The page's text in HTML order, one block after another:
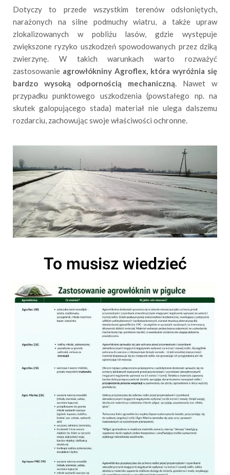
Dotyczy to przede wszystkim terenów odsłoniętych,
narażonych na silne podmuchy wiatru, a także upraw
zlokalizowanych w pobliżu lasów, gdzie występuje
zwiększone ryzyko uszkodzeń spowodowanych przez dziką
zwierzynę. W takich warunkach warto rozważyć
zastosowanie agrowłókniny Agroflex, która wyróżnia się
bardzo wysoką odpornością mechaniczną. Nawet w
przypadku punktowego uszkodzenia (powstałego np. na
skutek galopującego stada) materiał nie ulega dalszemu
rozdarciu, zachowując swoje właściwości ochronne.
To musisz wiedzieć